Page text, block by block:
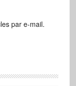
par e-mail.